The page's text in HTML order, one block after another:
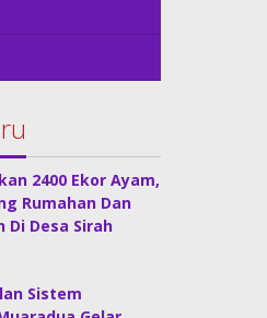
2400 Ekor Ayam,
Rumahan Dan
Di Desa Sirah
Sistem